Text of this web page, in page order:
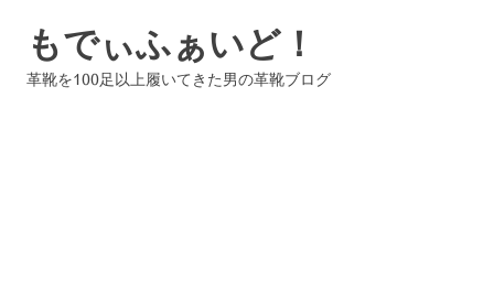
もでぃふぁいど！
革靴を100足以上履いてきた男の革靴ブログ